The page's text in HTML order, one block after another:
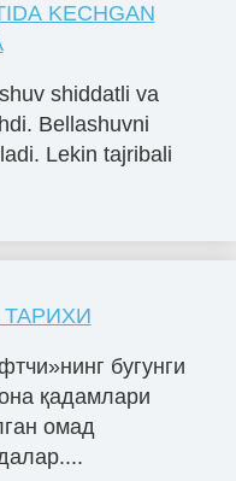
KECHGAN
shiddatli va
Bellashuvni
Lekin tajribali
бугунги
қадамлари
омад